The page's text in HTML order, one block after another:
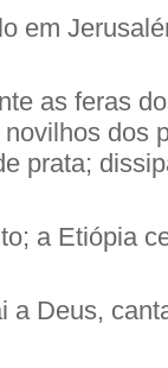
em
as feras
dos
prata;
a Etiópia
a Deus,